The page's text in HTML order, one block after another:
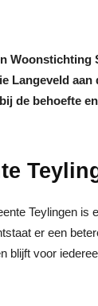
Langeveld
de behoefte
Teylingen is
er een
blijft voor